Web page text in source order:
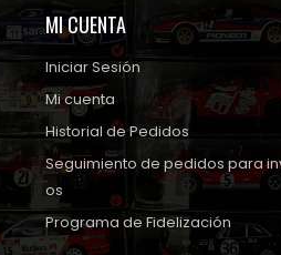
MI CUENTA
Iniciar Sesión
Mi cuenta
Historial de Pedidos
Seguimiento de pedidos para
os
Programa de Fidelización